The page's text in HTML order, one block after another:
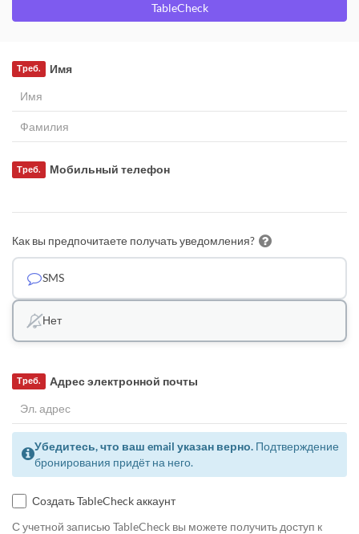
TableCheck
Имя
Треб.
Мобильный телефон
Треб.
Как вы предпочитаете получать уведомления?
SMS
Нет
Адрес электронной почты
Треб.
Убедитесь, что ваш email указан верно. Подтверждение
бронирования придёт на него.
Создать TableCheck аккаунт
С учетной записью TableCheck вы можете получить доступ к